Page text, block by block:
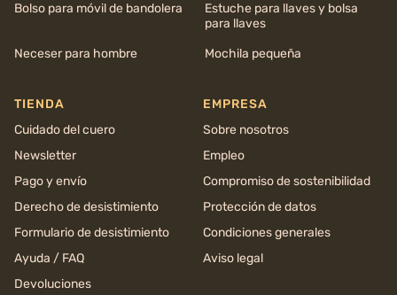
Bolso para móvil de bandolera
Estuche para llaves y bolsa
para llaves
Neceser para hombre
Mochila pequeña
TIENDA
Cuidado del cuero
Newsletter
Pago y envío
Derecho de desistimiento
Formulario de desistimiento
Ayuda / FAQ
Devoluciones
EMPRESA
Sobre nosotros
Empleo
Compromiso de sostenibilidad
Protección de datos
Condiciones generales
Aviso legal